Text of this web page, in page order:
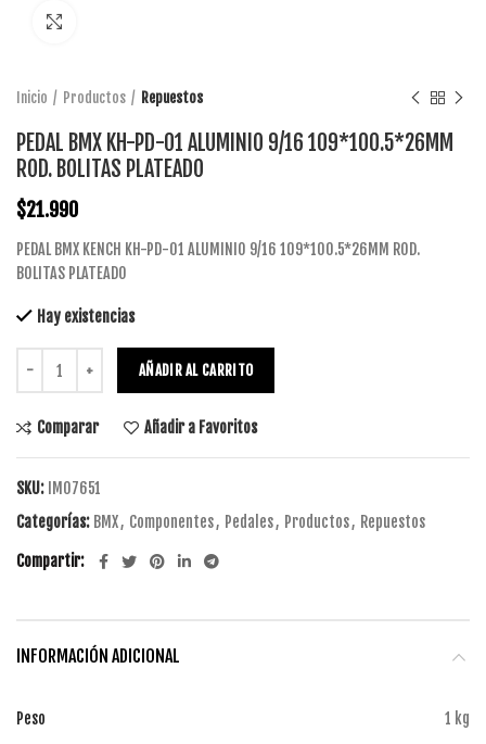
Inicio Productos Repuestos
PEDAL BMX KH-PD-01 ALUMINIO 9/16 109*100.5*26MM
ROD. BOLITAS PLATEADO
$21.990
PEDAL BMX KENCH KH-PD-01 ALUMINIO 9/16 109*100.5*26MM ROD.
BOLITAS PLATEADO
Hay existencias
AÑADIR AL CARRITO
Comparar Añadir a Favoritos
SKU: IM07651
Categorías: BMX, Componentes, Pedales, Productos, Repuestos
Compartir
INFORMACIÓN ADICIONAL
Peso 1 kg